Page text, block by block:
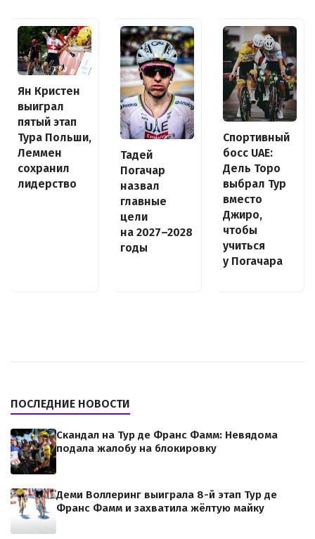
Ян Кристен
выиграл
пятый этап
Тура Польши,
Леммен
сохранил
лидерство
Тадей
Погачар
назвал
главные
цели
на 2027–2028
годы
Спортивный
босс UAE:
Дель Торо
выбрал Тур
вместо
Джиро,
чтобы
учиться
у Погачара
ПОСЛЕДНИЕ НОВОСТИ
Скандал на Тур де Франс Фамм: Невядома
подала жалобу на блокировку
Деми Воллеринг выиграла 8-й этап Тур де
Франс Фамм и захватила жёлтую майку